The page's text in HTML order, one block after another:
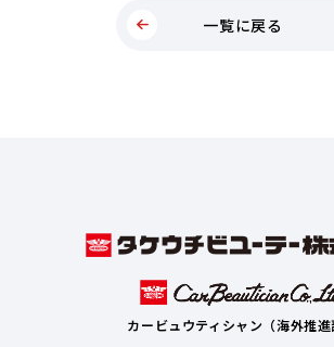
一覧に戻る
カービュウティシャン（海外推進